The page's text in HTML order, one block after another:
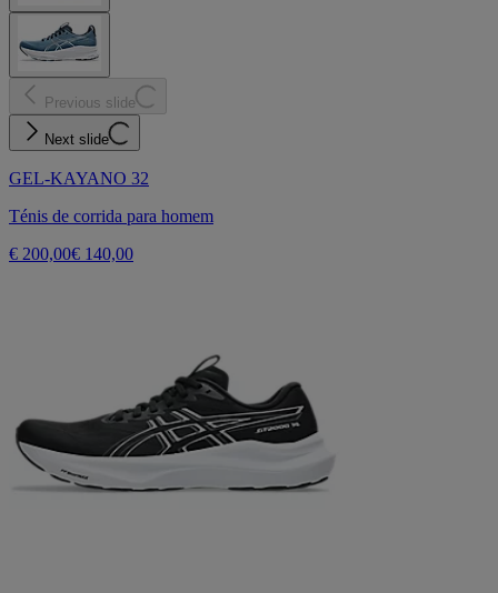
Previous slide
Next slide
GEL-KAYANO 32
Ténis de corrida para homem
€ 200,00€ 140,00